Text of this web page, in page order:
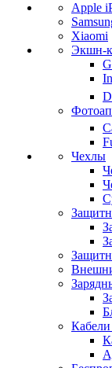
Apple
Xiaomi
Экшн-
Чехлы